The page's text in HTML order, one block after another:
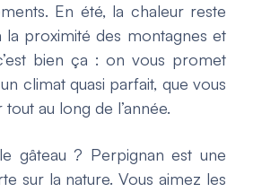
En été, la chaleur reste
proximité des montagnes et
bien ça : on vous promet
climat quasi parfait, que vous
au long de l’année.
gâteau ? Perpignan est une
sur la nature. Vous aimez les